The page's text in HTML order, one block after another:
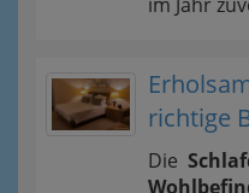
richtige
Die